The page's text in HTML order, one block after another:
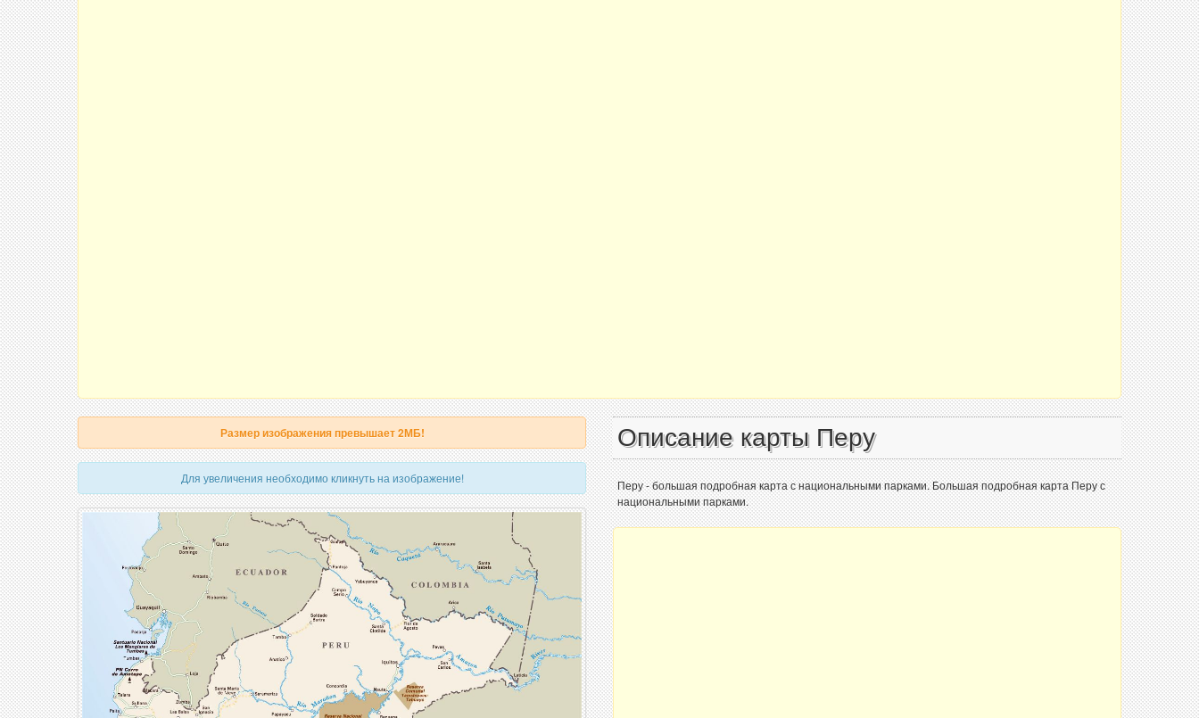
Размер изображения превышает 2МБ!
Для увеличения необходимо кликнуть на изображение!
Описание карты Перу
Перу - большая подробная карта с национальными парками. Большая подробная карта Перу с
национальными парками.